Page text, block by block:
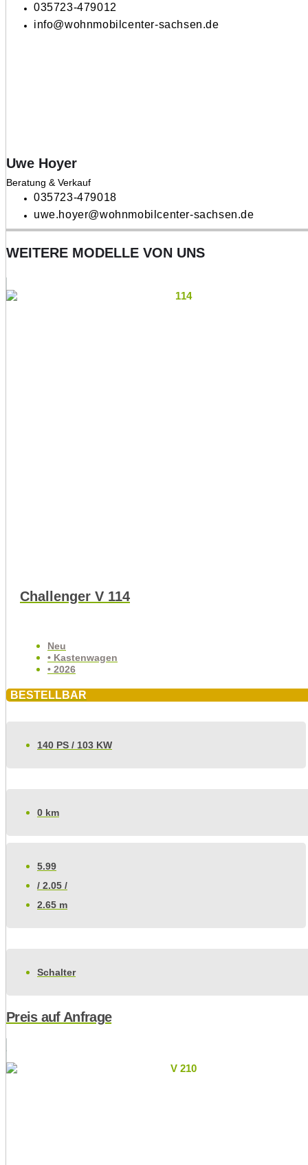
035723-479012
info@wohnmobilcenter-sachsen.de
Uwe Hoyer
Beratung & Verkauf
035723-479018
uwe.hoyer@wohnmobilcenter-sachsen.de
WEITERE MODELLE VON UNS
Challenger V 114
Neu
• Kastenwagen
• 2026
BESTELLBAR
140 PS / 103 KW
0 km
5.99
/ 2.05 /
2.65 m
Schalter
Preis auf Anfrage